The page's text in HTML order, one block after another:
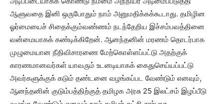
ஆளுவதை இனி ஒருபோதும் நாம் அனுமதிக்கக்கூடாது. தமிழின
ஓர்மையைச் சிதைக்கும்வண்ணம் நடந்தேறிய இச்சம்பவத்தினை
வன்மையாகக் கண்டிக்கிறேன். ஆனந்தனின் மரணம் தொடர்பாக
முழுமையான நீதிவிசாரணை மேற்கொள்ளப்பட்டு அதற்குக்
காரணமானவர்கள் யாவரும் உடனடியாகக் கைதுசெய்யப்பட்டு
அவர்களுக்குக் கடும் தண்டனை வழங்கப்பட வேண்டும் எனவும்,
ஆனந்தனின் குடும்பத்திற்குத் தமிழக அரசு 25 இலட்சம் இழப்பீடு